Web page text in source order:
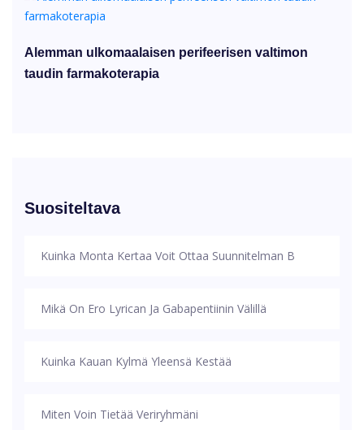
Alemman ulkomaalaisen perifeerisen valtimon
taudin farmakoterapia
Suositeltava
Kuinka Monta Kertaa Voit Ottaa Suunnitelman B
Mikä On Ero Lyrican Ja Gabapentiinin Välillä
Kuinka Kauan Kylmä Yleensä Kestää
Miten Voin Tietää Veriryhmäni